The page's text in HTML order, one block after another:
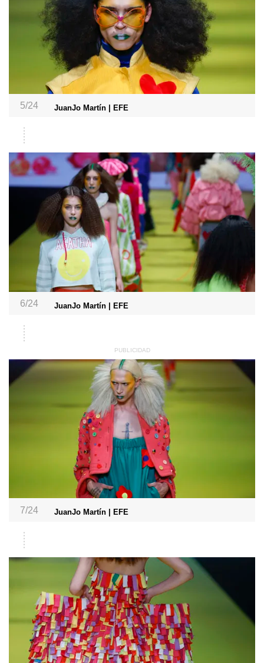
5/24 JuanJo Martín | EFE
6/24 JuanJo Martín | EFE
7/24 JuanJo Martín | EFE